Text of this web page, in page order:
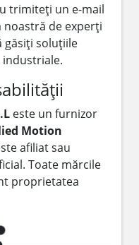
trimiteți un e-mail
noastră de experți
găsiți soluțiile
este un furnizor
Motion
afiliat sau
Toate mărcile
proprietatea